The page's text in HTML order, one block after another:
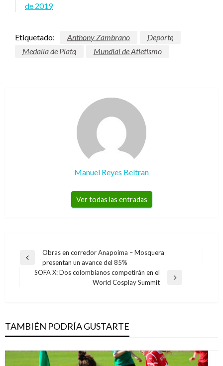
de 2019
Etiquetado: Anthony Zambrano
Deporte
Medalla de Plata
Mundial de Atletismo
Manuel Reyes Beltran
Ver todas las entradas
Navegación
Entrada
anterior
Obras en corredor Anapoima – Mosquera
presentan un avance del 85%
SOFA X: Dos colombianos competirán en el
World Cosplay Summit
TAMBIÉN PODRÍA GUSTARTE